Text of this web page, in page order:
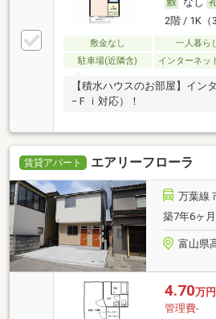
2階 / 1K（
敷金なし 一人暮ら
駐車場(近隣含)
インターネッ
【積水ハウスのお部屋】イン
−Ｆｉ対応）！
賃貸アパート エアリーフローラ
万葉線
築7年6ヶ
富山県
4.70万円
管理費-